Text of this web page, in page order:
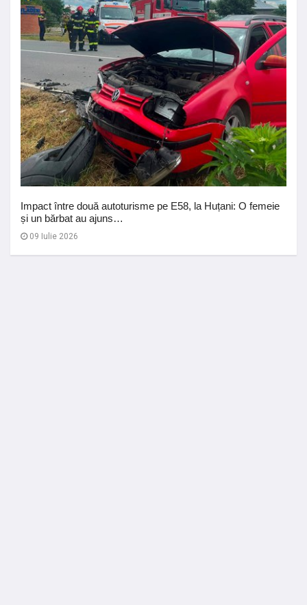
Impact între două autoturisme pe E58, la Huțani: O femeie
și un bărbat au ajuns…
09 Iulie 2026